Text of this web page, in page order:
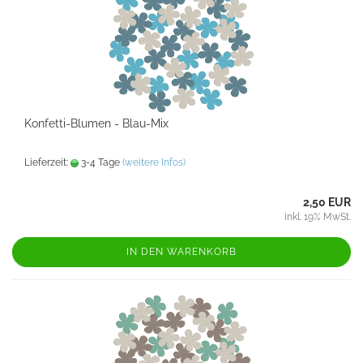
Konfetti-Blumen - Blau-Mix
Lieferzeit: 3-4 Tage (weitere Infos)
2,50 EUR
inkl. 19% MwSt.
IN DEN WARENKORB